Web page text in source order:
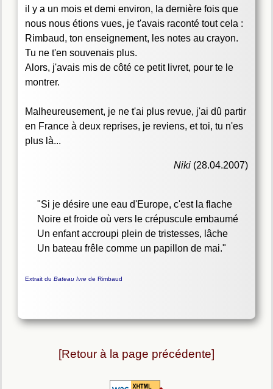
il y a un mois et demi environ, la dernière fois que
nous nous étions vues, je t'avais raconté tout cela :
Rimbaud, ton enseignement, les notes au crayon.
Tu ne t'en souvenais plus.
Alors, j'avais mis de côté ce petit livret, pour te le
montrer.
Malheureusement, je ne t'ai plus revue, j'ai dû partir
en France à deux reprises, je reviens, et toi, tu n'es
plus là...
Niki (28.04.2007)
"Si je désire une eau d'Europe, c'est la flache
Noire et froide où vers le crépuscule embaumé
Un enfant accroupi plein de tristesses, lâche
Un bateau frêle comme un papillon de mai."
Extrait du Bateau Ivre de Rimbaud
[Retour à la page précédente]